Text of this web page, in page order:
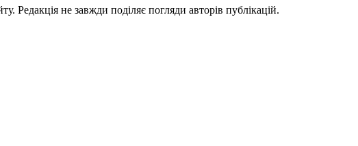
Редакція не завжди поділяє погляди авторів публікацій.